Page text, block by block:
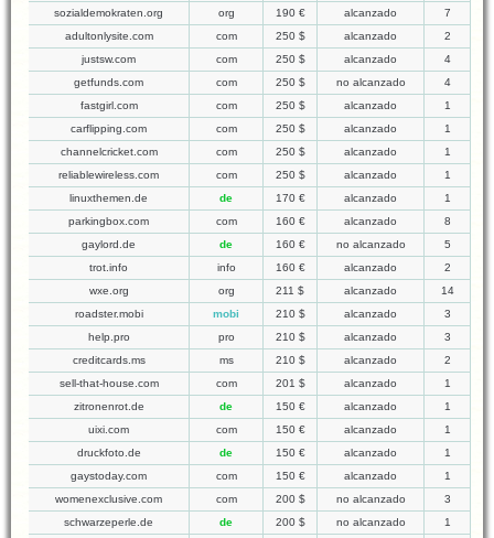
sozialdemokraten.org
org 190 € alcanzado
7
adultonlysite.com
com 250 $ alcanzado
2
justsw.com
com 250 $ alcanzado
4
getfunds.com
com 250 $ no alcanzado
4
fastgirl.com
com 250 $ alcanzado
1
carflipping.com
com 250 $ alcanzado
1
channelcricket.com
com 250 $ alcanzado
1
reliablewireless.com
com 250 $ alcanzado
1
linuxthemen.de
de 170 € alcanzado
1
parkingbox.com
com 160 € alcanzado
8
gaylord.de
de 160 € no alcanzado
5
trot.info
info 160 € alcanzado
2
wxe.org
org 211 $ alcanzado
14
roadster.mobi
mobi 210 $ alcanzado
3
help.pro
pro 210 $ alcanzado
3
creditcards.ms
ms 210 $ alcanzado
2
sell-that-house.com
com 201 $ alcanzado
1
zitronenrot.de
de 150 € alcanzado
1
uixi.com
com 150 € alcanzado
1
druckfoto.de
de 150 € alcanzado
1
gaystoday.com
com 150 € alcanzado
1
womenexclusive.com
com 200 $ no alcanzado
3
schwarzeperle.de
de 200 $ no alcanzado
1